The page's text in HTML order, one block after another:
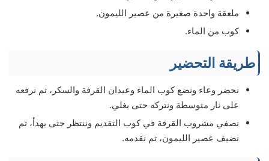
ملعقة واحدة صغيرة من عصير الليمون.
كوب من الماء.
طريقة التحضير
نحضر وعاء ونضع كوب الماء وعيدان القرفة والسكر، ثم نرفعه
على نار متوسطة ونتركه حتى يغلي.
نصفي مشروب القرفة في كوب التقديم وننتظر حتى يهدأ، ثم
نضيف عصير الليمون، ثم نقدمه.